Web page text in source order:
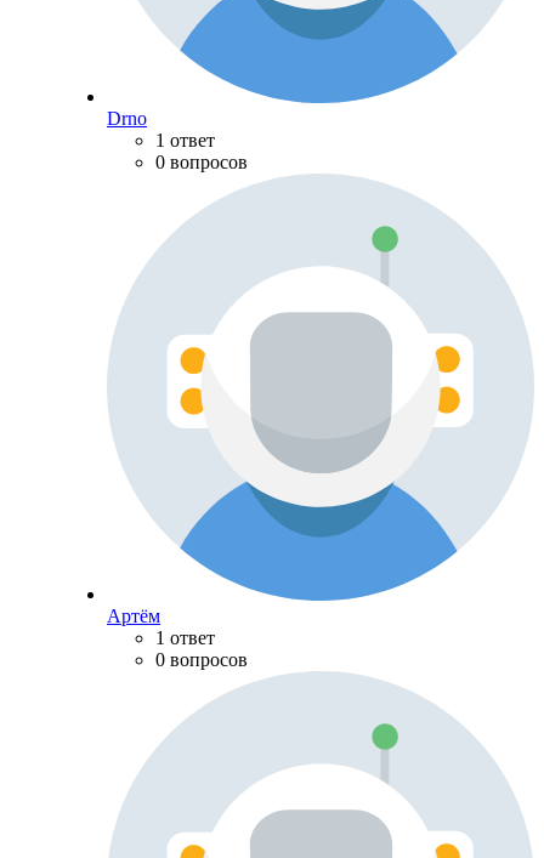
Drno
1 ответ
0 вопросов
Артём
1 ответ
0 вопросов